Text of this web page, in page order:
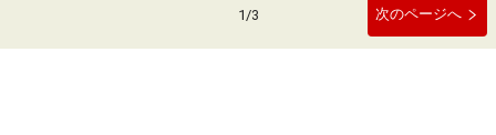
1/3 次のページへ